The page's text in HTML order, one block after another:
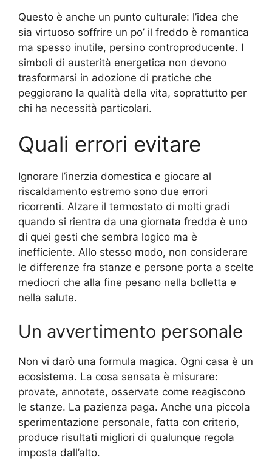
Questo è anche un punto culturale: l’idea che
sia virtuoso soffrire un po’ il freddo è romantica
ma spesso inutile, persino controproducente. I
simboli di austerità energetica non devono
trasformarsi in adozione di pratiche che
peggiorano la qualità della vita, soprattutto per
chi ha necessità particolari.
Quali errori evitare
Ignorare l’inerzia domestica e giocare al
riscaldamento estremo sono due errori
ricorrenti. Alzare il termostato di molti gradi
quando si rientra da una giornata fredda è uno
di quei gesti che sembra logico ma è
inefficiente. Allo stesso modo, non considerare
le differenze fra stanze e persone porta a scelte
mediocri che alla fine pesano nella bolletta e
nella salute.
Un avvertimento personale
Non vi darò una formula magica. Ogni casa è un
ecosistema. La cosa sensata è misurare:
provate, annotate, osservate come reagiscono
le stanze. La pazienza paga. Anche una piccola
sperimentazione personale, fatta con criterio,
produce risultati migliori di qualunque regola
imposta dall’alto.